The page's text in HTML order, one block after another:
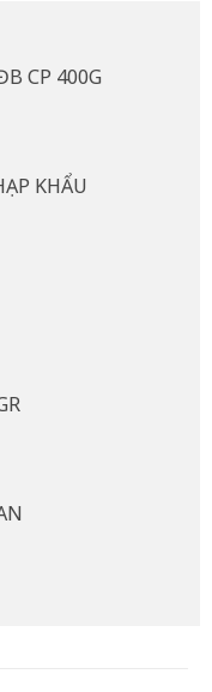
CP 400G
₫.
KHẨU
₫.
₫.